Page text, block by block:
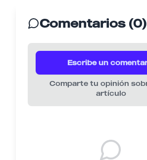
Comentarios (0)
Escribe un
Comparte tu opinión
artículo